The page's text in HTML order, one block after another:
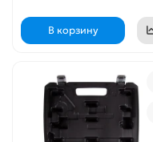
В корзину